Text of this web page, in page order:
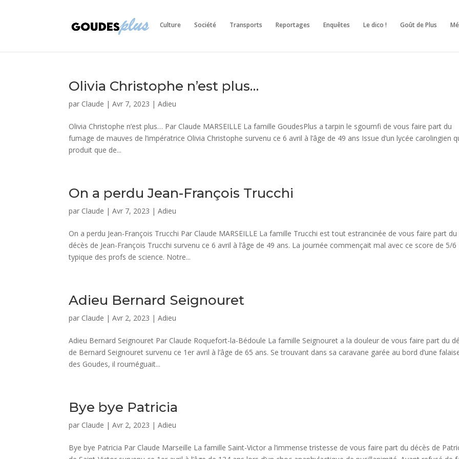
Culture Société Transports Reportages Enquêtes Le dico ! Goût de Plus
Olivia Christophe n’est plus…
par Claude |Avr 7, 2023 |Adieu
Olivia Christophe n’est plus… Par Claude MARSEILLE La famille GoudesPlus a tarpin le sgoumfi de vous faire part du
fumage de mauves de l’impératrice Olivia Christophe survenu ce 6 avril à l’âge de 49 ans Issue d’un lycée carolingien
produit que de...
On a perdu Jean-François Trucchi
par Claude |Avr 7, 2023 |Adieu
On a perdu Jean-François Trucchi Par Claude MARSEILLE La famille Trucchi est tout estrancinée de vous faire part du
décès de Jean-François Trucchi survenu ce 6 avril à l’âge de 49 ans. La journée commençait mal avec ce score de 5/6
typique des profs de science. Notre...
Adieu Bernard Seignouret
par Claude |Avr 2, 2023 |Adieu
Adieu Bernard Seignouret Par Claude Roquefort-la-Bédoule La famille Seignouret a la douleur de vous faire part du
de Bernard Seignouret survenu ce 1er avril à l’âge de 65 ans. Se trouvant dans sa caravane garée au bord d’une
des Goudes, il rouméguait...
Bye bye Patricia
par Claude |Avr 2, 2023 |Adieu
Bye bye Patricia Par Claude Marseille La famille Saint-Victor a l’immense tristesse de vous faire part du décès de